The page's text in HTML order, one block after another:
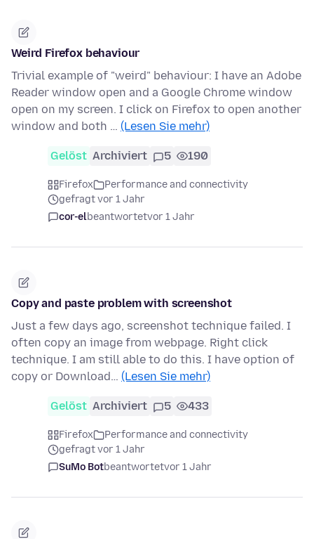
Weird Firefox behaviour
Trivial example of "weird" behaviour: I have an Adobe
Reader window open and a Google Chrome window
open on my screen. I click on Firefox to open another
window and both … (Lesen Sie mehr)
Gelöst Archiviert 5 190
Firefox
Performance and connectivity
gefragt vor 1 Jahr
cor-elbeantwortetvor 1 Jahr
Copy and paste problem with screenshot
Just a few days ago, screenshot technique failed. I
often copy an image from webpage. Right click
technique. I am still able to do this. I have option of
copy or Download… (Lesen Sie mehr)
Gelöst Archiviert 5 433
Firefox
Performance and connectivity
gefragt vor 1 Jahr
SuMo Botbeantwortetvor 1 Jahr